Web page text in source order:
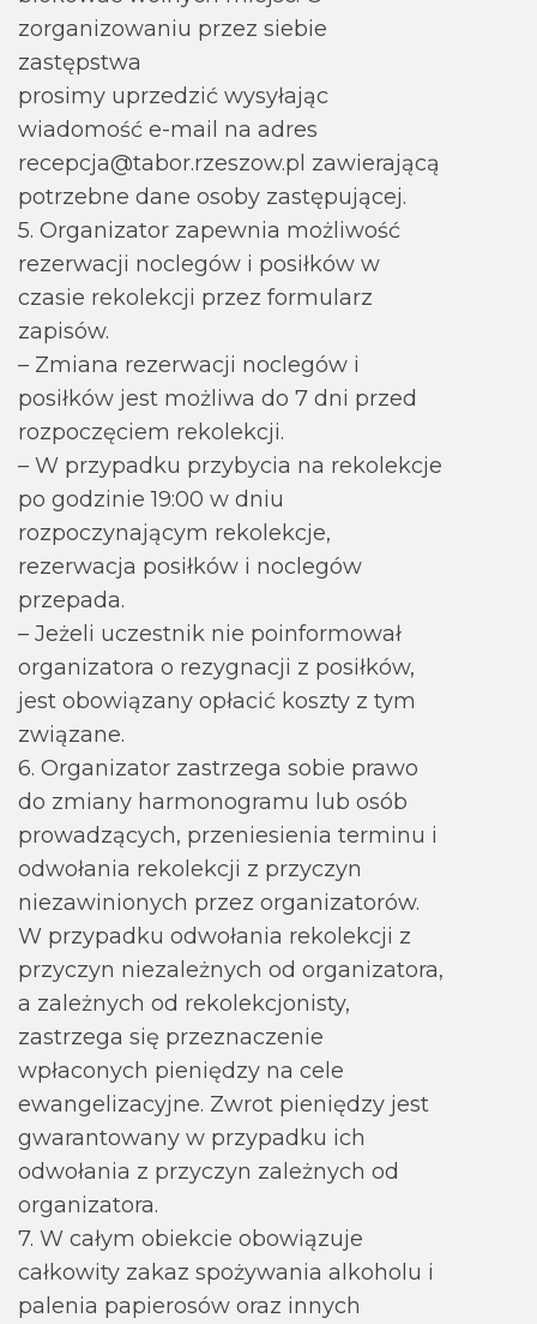
zorganizowaniu przez siebie
zastępstwa
prosimy uprzedzić wysyłając
wiadomość e-mail na adres
recepcja@tabor.rzeszow.pl zawierającą
potrzebne dane osoby zastępującej.
5. Organizator zapewnia możliwość
rezerwacji noclegów i posiłków w
czasie rekolekcji przez formularz
zapisów.
– Zmiana rezerwacji noclegów i
posiłków jest możliwa do 7 dni przed
rozpoczęciem rekolekcji.
– W przypadku przybycia na rekolekcje
po godzinie 19:00 w dniu
rozpoczynającym rekolekcje,
rezerwacja posiłków i noclegów
przepada.
– Jeżeli uczestnik nie poinformował
organizatora o rezygnacji z posiłków,
jest obowiązany opłacić koszty z tym
związane.
6. Organizator zastrzega sobie prawo
do zmiany harmonogramu lub osób
prowadzących, przeniesienia terminu i
odwołania rekolekcji z przyczyn
niezawinionych przez organizatorów.
W przypadku odwołania rekolekcji z
przyczyn niezależnych od organizatora,
a zależnych od rekolekcjonisty,
zastrzega się przeznaczenie
wpłaconych pieniędzy na cele
ewangelizacyjne. Zwrot pieniędzy jest
gwarantowany w przypadku ich
odwołania z przyczyn zależnych od
organizatora.
7. W całym obiekcie obowiązuje
całkowity zakaz spożywania alkoholu i
palenia papierosów oraz innych